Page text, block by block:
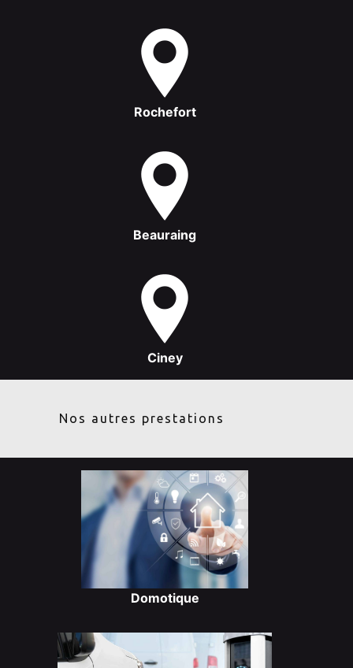
Rochefort
Beauraing
Ciney
Nos autres prestations
Domotique